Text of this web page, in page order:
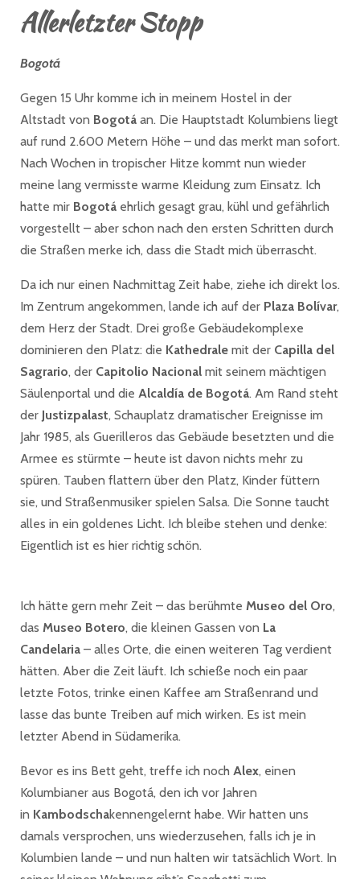
Allerletzter Stopp
Bogotá
Gegen 15 Uhr komme ich in meinem Hostel in der
Altstadt von Bogotá an. Die Hauptstadt Kolumbiens liegt
auf rund 2.600 Metern Höhe – und das merkt man sofort.
Nach Wochen in tropischer Hitze kommt nun wieder
meine lang vermisste warme Kleidung zum Einsatz. Ich
hatte mir Bogotá ehrlich gesagt grau, kühl und gefährlich
vorgestellt – aber schon nach den ersten Schritten durch
die Straßen merke ich, dass die Stadt mich überrascht.
Da ich nur einen Nachmittag Zeit habe, ziehe ich direkt los.
Im Zentrum angekommen, lande ich auf der Plaza Bolívar,
dem Herz der Stadt. Drei große Gebäudekomplexe
dominieren den Platz: die Kathedrale mit der Capilla del
Sagrario, der Capitolio Nacional mit seinem mächtigen
Säulenportal und die Alcaldía de Bogotá. Am Rand steht
der Justizpalast, Schauplatz dramatischer Ereignisse im
Jahr 1985, als Guerilleros das Gebäude besetzten und die
Armee es stürmte – heute ist davon nichts mehr zu
spüren. Tauben flattern über den Platz, Kinder füttern
sie, und Straßenmusiker spielen Salsa. Die Sonne taucht
alles in ein goldenes Licht. Ich bleibe stehen und denke:
Eigentlich ist es hier richtig schön.
Ich hätte gern mehr Zeit – das berühmte Museo del Oro,
das Museo Botero, die kleinen Gassen von La
Candelaria – alles Orte, die einen weiteren Tag verdient
hätten. Aber die Zeit läuft. Ich schieße noch ein paar
letzte Fotos, trinke einen Kaffee am Straßenrand und
lasse das bunte Treiben auf mich wirken. Es ist mein
letzter Abend in Südamerika.
Bevor es ins Bett geht, treffe ich noch Alex, einen
Kolumbianer aus Bogotá, den ich vor Jahren
in Kambodschakennengelernt habe. Wir hatten uns
damals versprochen, uns wiederzusehen, falls ich je in
Kolumbien lande – und nun halten wir tatsächlich Wort. In